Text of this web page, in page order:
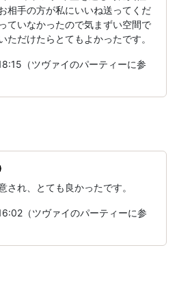
相手の方が私にいいね送ってくだ
ていなかったので気まずい空間で
ただけたらとてもよかったです。
（ツヴァイのパーティーに参
され、とても良かったです。
（ツヴァイのパーティーに参